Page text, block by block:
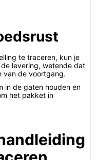
te traceren, kun je
levering, wetende dat
van de voortgang.
in de gaten houden en
het pakket in